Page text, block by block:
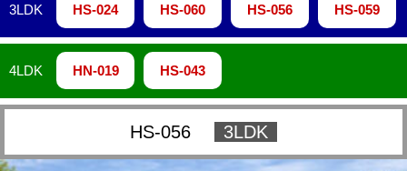
3LDK HS-024 HS-060 HS-056 HS-059
4LDK HN-019 HS-043
HS-056 3LDK